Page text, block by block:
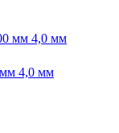
мм 4,0 мм